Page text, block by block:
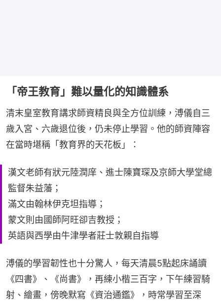
「帝王教育」難以量化的知識體系
清末皇室教育講求師資精良與全方位訓練，溥儀自三
歲入宮、六歲退位後，仍未停止學習。他的師資陣容
在當時堪稱「教育界的天花板」：
漢文老師有狀元陸潤庠、進士陳寶琛及京師大學堂總
監督朱益藩；
滿文由翰林伊克坦指導；
蒙文則由國師阿旺卻吉教授；
英語與西學由牛津學者莊士敦親自指導
溥儀的學習韌性也十分驚人，每天清晨5點起床誦讀
《四書》、《尚書》，再練小楷三百字，下午練習騎
射、繪畫，傍晚默寫《資治通鑑》，時常學習至深